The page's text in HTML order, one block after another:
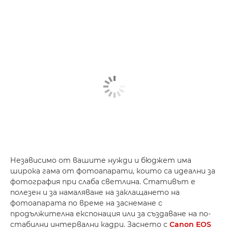
Независимо от вашите нужди и бюджет има
широка гама от фотоапарати, които са идеални за
фотография при слаба светлина. Стативът е
полезен и за намаляване на заклащането на
фотоапарата по време на заснемане с
продължителна експонация или за създаване на по-
стабилни интервални кадри. Заснето с Canon EOS